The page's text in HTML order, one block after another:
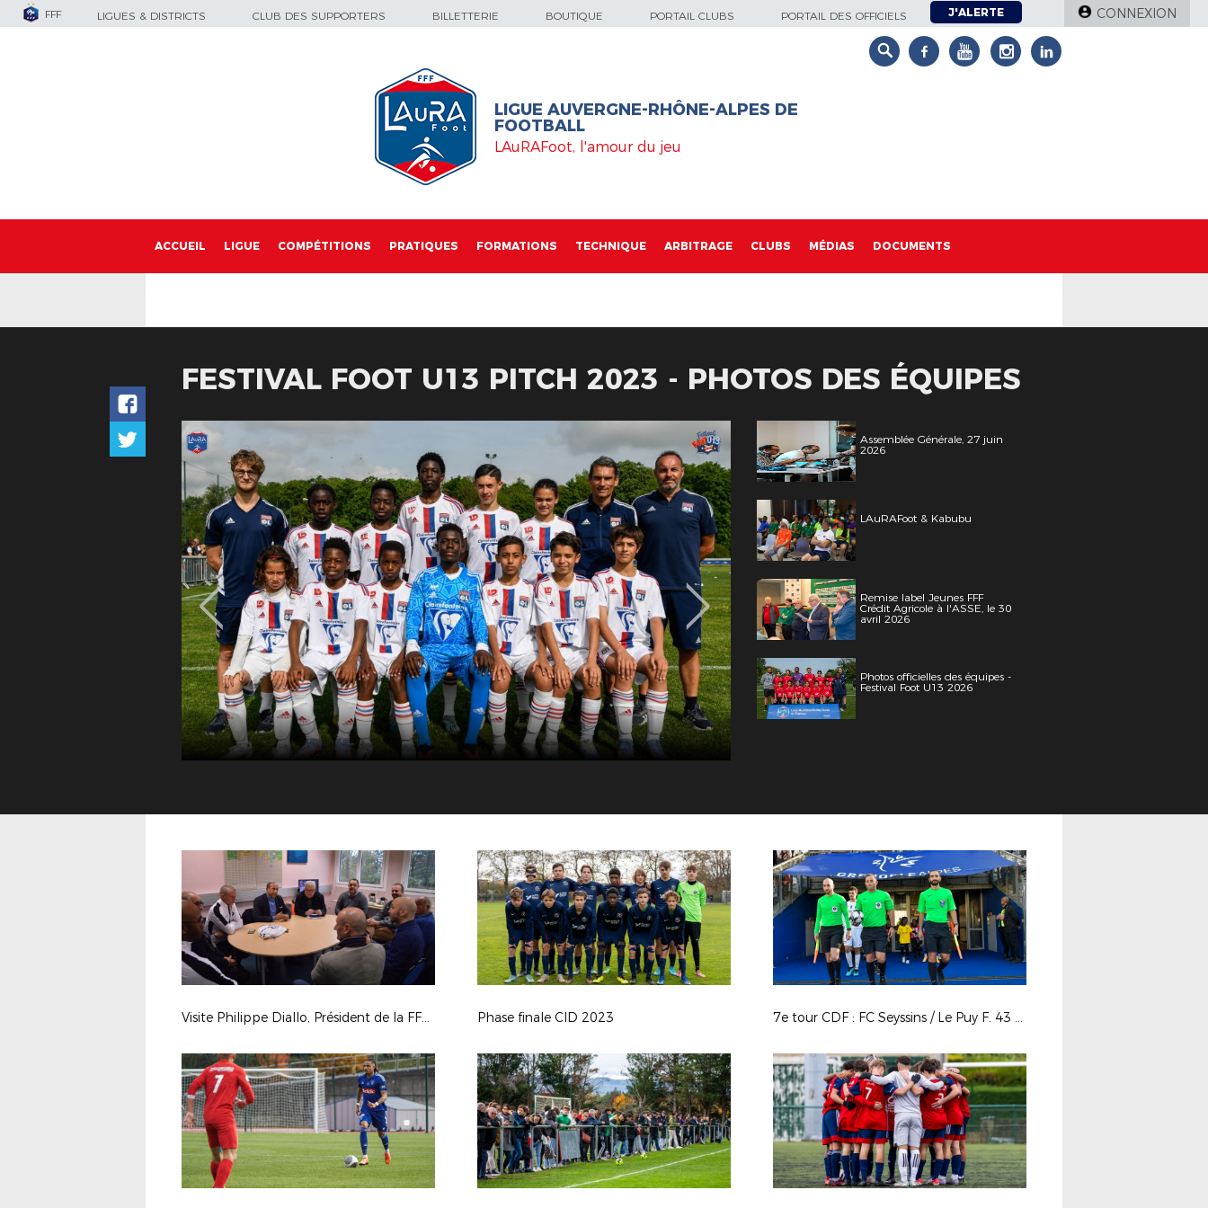
FFF LIGUES & DISTRICTS CLUB DES SUPPORTERS BILLETTERIE BOUTIQUE PORTAIL CLUBS PORTAIL DES OFFICIELS J'ALERTE CONNEXION
LIGUE AUVERGNE-RHÔNE-ALPES DE
FOOTBALL
LAuRAFoot, l'amour du jeu
ACCUEIL LIGUE COMPÉTITIONS PRATIQUES FORMATIONS TECHNIQUE ARBITRAGE CLUBS MÉDIAS DOCUMENTS
FESTIVAL FOOT U13 PITCH 2023 - PHOTOS DES ÉQUIPES
Assemblée Générale, 27 juin
2026
LAuRAFoot & Kabubu
Remise label Jeunes FFF
Crédit Agricole à l'ASSE, le 30
avril 2026
Photos officielles des équipes -
Festival Foot U13 2026
Visite Philippe Diallo, Président de la FFF et de Pascal Parent, Président de la LAuRAFoot, membre du COMEX au Collège de la Clavelière (Oullins) Phase finale CID 2023 7e tour CDF : FC Seyssins / Le Puy F. 43 Auv.